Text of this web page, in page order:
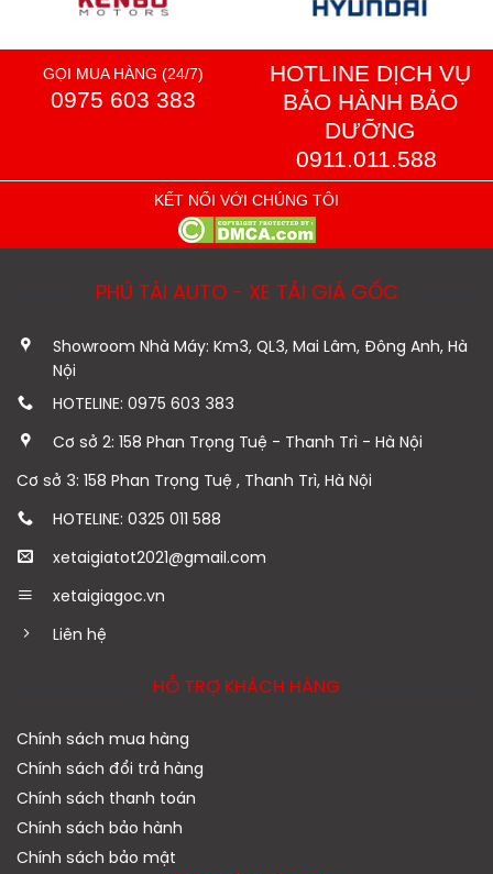
GỌI MUA HÀNG (24/7)
0975 603 383
HOTLINE DỊCH VỤ
BẢO HÀNH BẢO
DƯỠNG
0911.011.588
KẾT NỐI VỚI CHÚNG TÔI
PHÚ TÀI AUTO - XE TẢI GIÁ GỐC
Showroom Nhà Máy: Km3, QL3, Mai Lâm, Đông Anh, Hà
Nội
HOTELINE: 0975 603 383
Cơ sở 2: 158 Phan Trọng Tuệ - Thanh Trì - Hà Nội
Cơ sở 3: 158 Phan Trọng Tuệ , Thanh Trì, Hà Nội
HOTELINE: 0325 011 588
xetaigiatot2021@gmail.com
xetaigiagoc.vn
Liên hệ
HỖ TRỢ KHÁCH HÀNG
Chính sách mua hàng
Chính sách đổi trả hàng
Chính sách thanh toán
Chính sách bảo hành
Chính sách bảo mật